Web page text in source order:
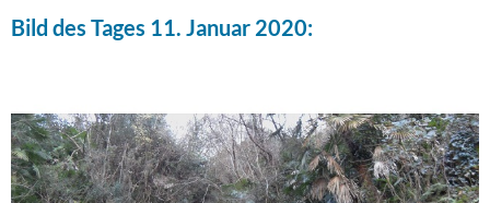
Bild des Tages 11. Januar 2020: